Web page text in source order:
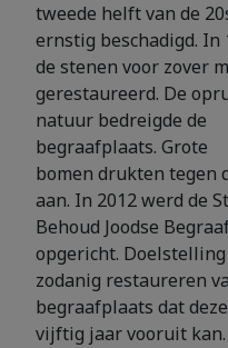
tweede helft van de
ernstig beschadigd. In
de stenen voor zover
gerestaureerd. De
natuur bedreigde de
begraafplaats. Grote
bomen drukten tegen
aan. In 2012 werd de
Behoud Joodse
opgericht.
zodanig restaureren
begraafplaats dat
vijftig jaar vooruit kan.